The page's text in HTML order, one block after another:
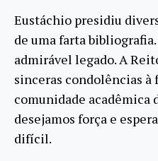
Eustáchio presidiu
de uma farta
admirável legado. A
sinceras condolências à
comunidade acadêmica
desejamos força e
difícil.